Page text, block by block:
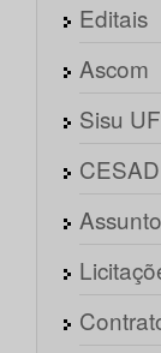
Editais
Ascom
Sisu
CESAD